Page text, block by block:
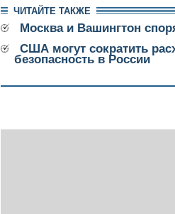
ЧИТАЙТЕ ТАКЖЕ
Москва и Вашингтон
США могут сократить
безопасность в России